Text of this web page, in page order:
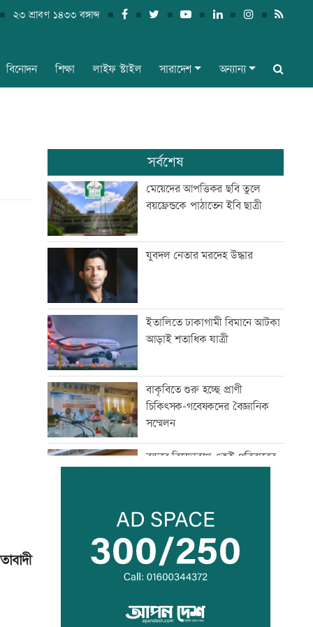
২৩ শ্রাবণ ১৪৩৩ বঙ্গাব্দ
বিনোদন শিক্ষা লাইফ স্টাইল সারাদেশ অন্যান্য
সর্বশেষ
মেয়েদের আপত্তিকর ছবি তুলে
বয়ফ্রেন্ডকে পাঠাতেন ইবি ছাত্রী
যুবদল নেতার মরদেহ উদ্ধার
ইতালিতে ঢাকাগামী বিমানে আটকা
আড়াই শতাধিক যাত্রী
বাকৃবিতে শুরু হচ্ছে প্রাণী
চিকিৎসক-গবেষকদের বৈজ্ঞানিক
সম্মেলন
বন্দরে বিস্ফোরণে একই পরিবারের
পাঁচ আর্থিক প্রতিষ্ঠান বন্ধের
অনুমোদন, রোববার প্রশাসক
নিয়োগ
স্বাভাবিক